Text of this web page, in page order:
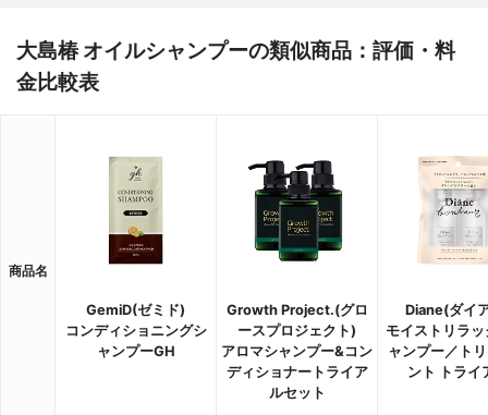
大島椿 オイルシャンプーの類似商品：評価・料
金比較表
商品名
GemiD(ゼミド)
コンディショニングシ
ャンプーGH
Growth Project.(グロ
ースプロジェクト)
アロマシャンプー&コン
ディショナートライア
ルセット
Diane(ダイ
モイストリラッ
ャンプー／ト
ント トライ